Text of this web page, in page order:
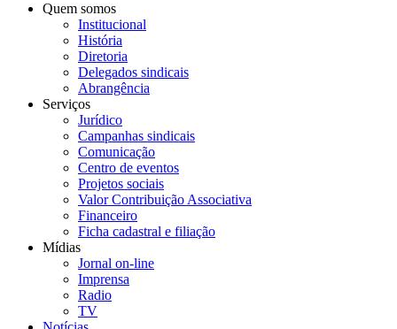
Quem somos
Institucional
História
Diretoria
Delegados sindicais
Abrangência
Serviços
Jurídico
Campanhas sindicais
Comunicação
Centro de eventos
Projetos sociais
Valor Contribuição Associativa
Financeiro
Ficha cadastral e filiação
Mídias
Jornal on-line
Imprensa
Radio
TV